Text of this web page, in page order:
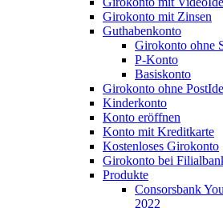
Girokonto mit Zinsen
Guthabenkonto
Girokonto ohne
P-Konto
Basiskonto
Girokonto ohne
Kinderkonto
Konto eröffnen
Konto mit Kreditkarte
Kostenloses Girokonto
Girokonto bei
Produkte
Consorsbank
2022